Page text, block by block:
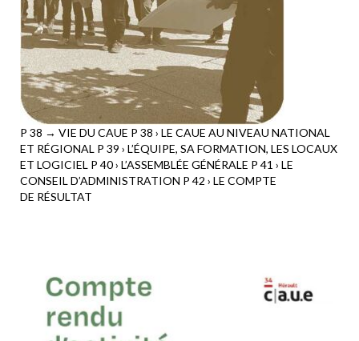
P 38 → VIE DU CAUE P 38 › LE CAUE AU NIVEAU NATIONAL
ET RÉGIONAL P 39 › L’ÉQUIPE, SA FORMATION, LES LOCAUX
ET LOGICIEL P 40 › L’ASSEMBLÉE GÉNÉRALE P 41 › LE
CONSEIL D’ADMINISTRATION P 42 › LE COMPTE
DE RÉSULTAT